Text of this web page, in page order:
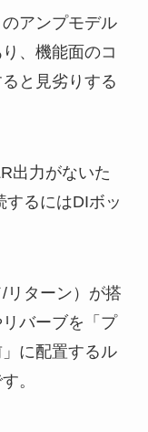
アンプモデル
、機能面のコ
と見劣りする
出力がないた
するにはDIボッ
リターン）が搭
バーブを「プ
に配置するル
。